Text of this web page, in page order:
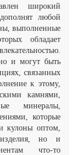
широкий
любой
выполненные
обладает
и могут быть
связанных
к этому,
камнями,
минералы,
которые
кулоны оптом,
но и
что-то